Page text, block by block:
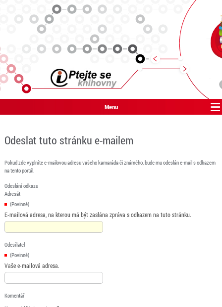
Menu
Odeslat tuto stránku e-mailem
Pokud zde vyplníte e-mailovou adresu vašeho kamaráda či známého, bude mu odeslán e-mail s odkazem
na tento portál.
Odeslání odkazu
Adresát
(Povinné)
E-mailová adresa, na kterou má být zaslána zpráva s odkazem na tuto stránku.
Odesílatel
(Povinné)
Vaše e-mailová adresa.
Komentář